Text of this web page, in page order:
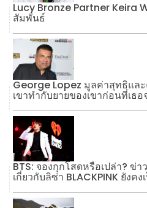
Lucy Bronze Partner Keira
สัมพันธ์
George Lopez มูลค่าสุทธิแ
เขาทำกับยายของเขาก่อนที่เธอ
BTS: จองกุกโสดหรือเปล่า? ข่
เกี่ยวกับลิซ่า BLACKPINK ยังค